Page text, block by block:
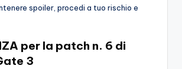
spoiler, procedi a tuo rischio e
per la patch n. 6 di
3